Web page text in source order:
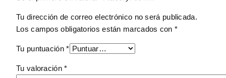
Tu dirección de correo electrónico no será publicada.
Los campos obligatorios están marcados con *
Tu puntuación*
Tu valoración*